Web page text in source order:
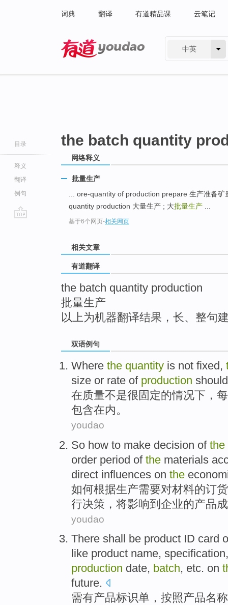
词典 翻译 有道精品课 云笔记
中英
目录
释义
翻译
例句
the batch quantity
网络释义
批量生产
... ore-quantity of production prepare 生产准备
quantity production 大量生产 ; 大批量生产
基于6个网页-相关网页
相关文章
有道翻译
the batch quantity production
批量生产
以上为机器翻译结果，长、整句
双语例句
Where the quantity is not fixed,
size or rate of production
在质量不是很固定的情况下，
包含在内。
youdao
So how to make decision of the
order period of the materials
direct influences on the
如何根据生产需要对材料的订货
行决策， 将影响到企业的产品
youdao
There shall be product ID card
like product name, specification
production date, batch, etc. on
future.
需有产品标识单， 按照产品名称